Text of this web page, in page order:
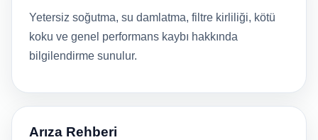
Yetersiz soğutma, su damlatma, filtre kirliliği, kötü
koku ve genel performans kaybı hakkında
bilgilendirme sunulur.
Arıza Rehberi